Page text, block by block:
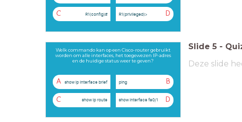
C R1(config)# D
R1(privileged)>
Welk commando kan op een Cisco-router gebruikt
worden om alle interfaces, het toegewezen IP-adres
en de huidige status weer te geven?
A show ip interface brief B
ping
C show ip route D
show interface fa0/1
Slide 5 -
Deze slide